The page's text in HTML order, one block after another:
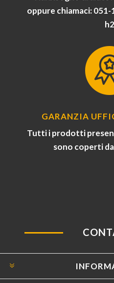
oppure chiamaci:
GARANZIA
Tutti i prodotti
sono coperti